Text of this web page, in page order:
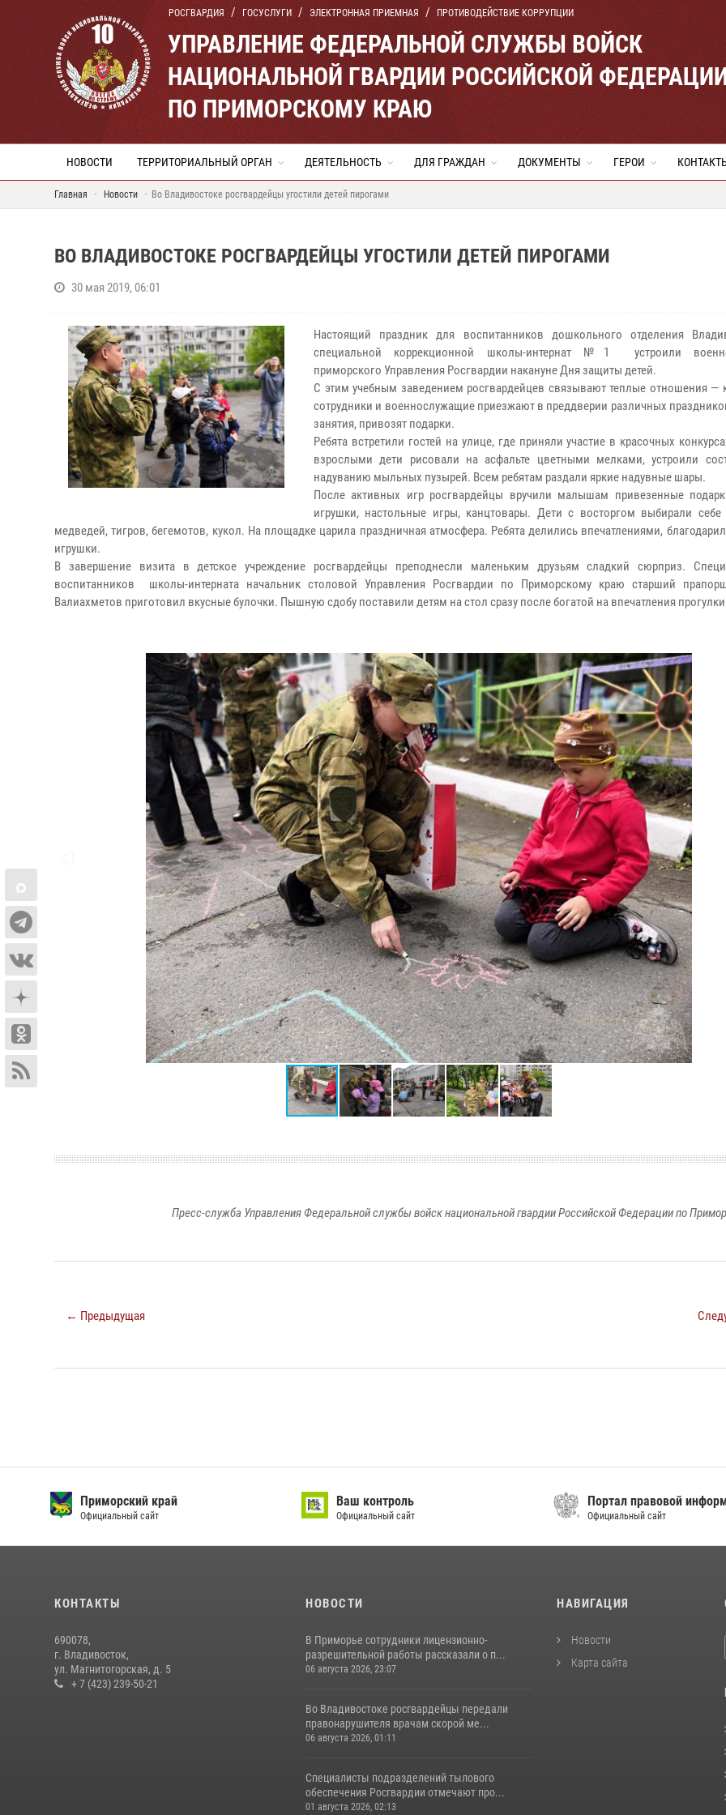
РОСГВАРДИЯ ГОСУСЛУГИ ЭЛЕКТРОННАЯ ПРИЕМНАЯ ПРОТИВОДЕЙСТВИЕ КОРРУПЦИИ
УПРАВЛЕНИЕ ФЕДЕРАЛЬНОЙ СЛУЖБЫ ВОЙСК
НАЦИОНАЛЬНОЙ ГВАРДИИ РОССИЙСКОЙ
ПО ПРИМОРСКОМУ КРАЮ
НОВОСТИ ТЕРРИТОРИАЛЬНЫЙ ОРГАН ДЕЯТЕЛЬНОСТЬ ДЛЯ ГРАЖДАН ДОКУМЕНТЫ ГЕРОИ
Главная Новости Во Владивостоке росгвардейцы угостили детей пирогами
ВО ВЛАДИВОСТОКЕ РОСГВАРДЕЙЦЫ УГОСТИЛИ ДЕТЕЙ ПИРОГАМИ
30 мая 2019, 06:01
Настоящий праздник для воспитанников дошкольного отделения
специальной коррекционной школы-интернат №1 устроили
приморского Управления Росгвардии накануне Дня защиты детей.
С этим учебным заведением росгвардейцев связывают теплые отношения —
сотрудники и военнослужащие приезжают в преддверии различных
занятия, привозят подарки.
Ребята встретили гостей на улице, где приняли участие в красочных
взрослыми дети рисовали на асфальте цветными мелками, устроили
надуванию мыльных пузырей. Всем ребятам раздали яркие надувные шары.
После активных игр росгвардейцы вручили малышам привезенные
игрушки, настольные игры, канцтовары. Дети с восторгом выбирали
медведей, тигров, бегемотов, кукол. На площадке царила праздничная атмосфера. Ребята делились впечатлениями,
игрушки.
В завершение визита в детское учреждение росгвардейцы преподнесли маленьким друзьям сладкий сюрприз.
воспитанников школы-интерната начальник столовой Управления Росгвардии по Приморскому краю старший
Валиахметов приготовил вкусные булочки. Пышную сдобу поставили детям на стол сразу после богатой на впечатления
Пресс-служба Управления Федеральной службы войск национальной гвардии Российской Федерации по
← Предыдущая
Приморский край
Официальный сайт
Ваш контроль
Официальный сайт
Портал правовой
Официальный сайт
КОНТАКТЫ
690078,
г. Владивосток,
ул. Магнитогорская, д. 5
+ 7 (423) 239-50-21
НОВОСТИ
В Приморье сотрудники лицензионно-
разрешительной работы рассказали о п...
06 августа 2026, 23:07
Во Владивостоке росгвардейцы передали
правонарушителя врачам скорой ме...
06 августа 2026, 01:11
Специалисты подразделений тылового
обеспечения Росгвардии отмечают про...
01 августа 2026, 02:13
НАВИГАЦИЯ
Новости
Карта сайта